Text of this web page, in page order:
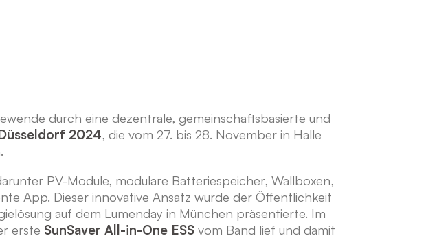
durch eine dezentrale, gemeinschaftsbasierte und
2024, die vom 27. bis 28. November in Halle
PV-Module, modulare Batteriespeicher, Wallboxen,
App. Dieser innovative Ansatz wurde der Öffentlichkeit
auf dem Lumenday in München präsentierte. Im
erste SunSaver All-in-One ESS vom Band lief und damit